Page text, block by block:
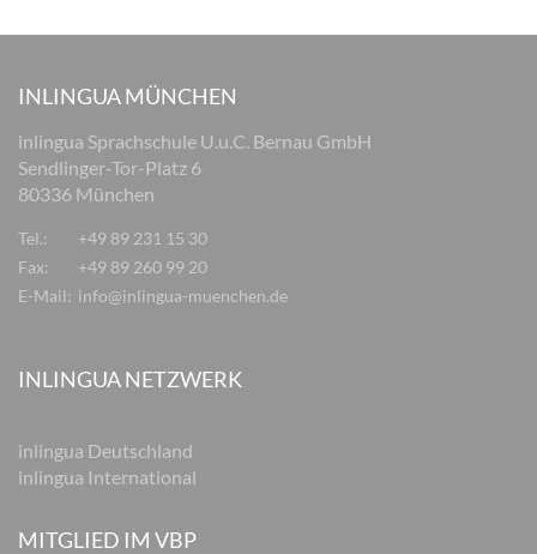
INLINGUA MÜNCHEN
inlingua Sprachschule U.u.C. Bernau GmbH
Sendlinger-Tor-Platz 6
80336 München
Tel.:
+49 89 231 15 30
Fax:
+49 89 260 99 20
E-Mail: info@inlingua-muenchen.de
INLINGUA NETZWERK
inlingua Deutschland
inlingua International
MITGLIED IM VBP